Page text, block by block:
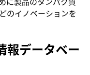
のイノベーションを
報データベー